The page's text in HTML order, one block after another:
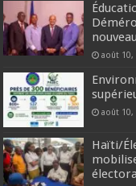
août 10,
août 10,
Haïti/